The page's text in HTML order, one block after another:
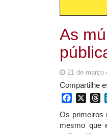
As
21 de março
Compartilhe
Os primeiros
mesmo que